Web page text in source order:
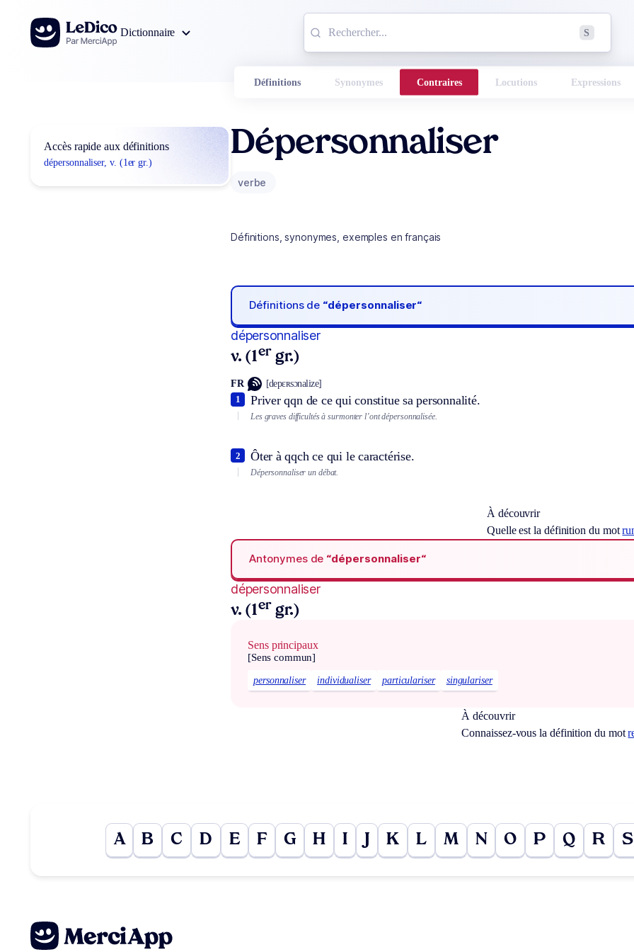
Aller au contenu
Dictionnaire
S
Définitions Synonymes Contraires Locutions Expressions
Accès rapide aux définitions
dépersonnaliser, v. (1er gr.)
Dépersonnaliser
verbe
Définitions, synonymes, exemples en français
Définitions de “dépersonnaliser“
dépersonnaliser
v. (1er gr.)
FR [depɛʀsɔnalize]
Priver qqn de ce qui constitue sa personnalité.
1
Les graves difficultés à surmonter l’ont dépersonnalisée.
Ôter à qqch ce qui le caractérise.
2
Dépersonnaliser un débat.
À découvrir
Quelle est la définition du mot
Antonymes de “dépersonnaliser“
dépersonnaliser
v. (1er gr.)
Sens principaux
[Sens commun]
personnaliser individualiser particulariser singulariser
À découvrir
Connaissez-vous la définition du mot
A B C D E F G H I K L M N O P Q R S